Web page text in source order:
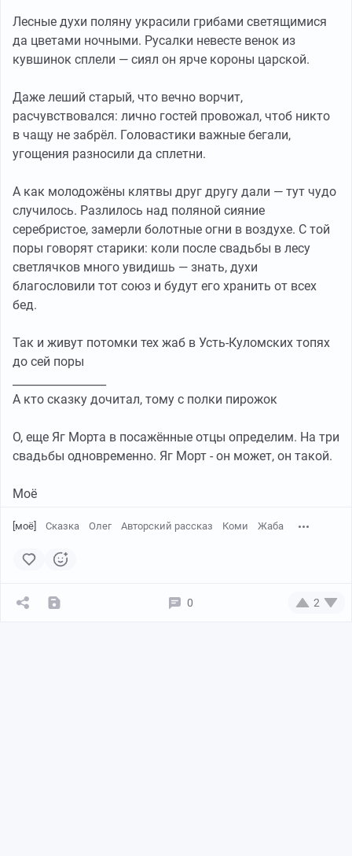
Лесные духи поляну украсили грибами светящимися
да цветами ночными. Русалки невесте венок из
кувшинок сплели — сиял он ярче короны царской.
Даже леший старый, что вечно ворчит,
расчувствовался: лично гостей провожал, чтоб никто
в чащу не забрёл. Головастики важные бегали,
угощения разносили да сплетни.
А как молодожёны клятвы друг другу дали — тут чудо
случилось. Разлилось над поляной сияние
серебристое, замерли болотные огни в воздухе. С той
поры говорят старики: коли после свадьбы в лесу
светлячков много увидишь — знать, духи
благословили тот союз и будут его хранить от всех
бед.
Так и живут потомки тех жаб в Усть-Куломских топях
до сей поры
А кто сказку дочитал, тому с полки пирожок
О, еще Яг Морта в посажëнные отцы определим. На три
свадьбы одновременно. Яг Морт - он может, он такой.
Моë
[моё] Сказка Олег Авторский рассказ Коми Жаба
0 2